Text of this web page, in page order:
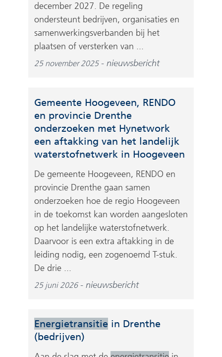
december 2027. De regeling
ondersteunt bedrijven, organisaties en
samenwerkingsverbanden bij het
plaatsen of versterken van ...
25 november 2025 nieuwsbericht
Gemeente Hoogeveen, RENDO
en provincie Drenthe
onderzoeken met Hynetwork
een aftakking van het landelijk
waterstofnetwerk in Hoogeveen
De gemeente Hoogeveen, RENDO en
provincie Drenthe gaan samen
onderzoeken hoe de regio Hoogeveen
in de toekomst kan worden aangesloten
op het landelijke waterstofnetwerk.
Daarvoor is een extra aftakking in de
leiding nodig, een zogenoemd T-stuk.
De drie ...
25 juni 2026 nieuwsbericht
Energietransitiein Drenthe
(bedrijven)